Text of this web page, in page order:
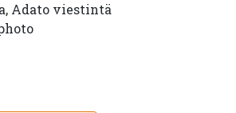
Adato viestintä